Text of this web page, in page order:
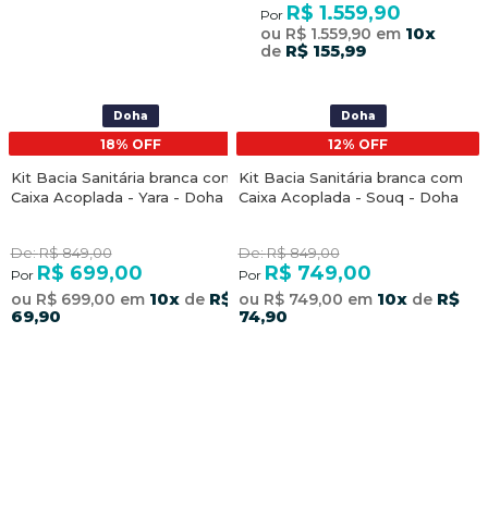
Por R$ 1.559,90
ou R$ 1.559,90 em 10x
de R$ 155,99
Doha
18%
Kit Bacia Sanitária branca com
Caixa Acoplada - Yara - Doha
De:R$ 849,00
Por R$ 699,00
ou R$ 699,00 em 10xde R$
69,90
Doha
12%
Kit Bacia Sanitária branca com
Caixa Acoplada - Souq - Doha
De:R$ 849,00
Por R$ 749,00
ou R$ 749,00 em 10xde R$
74,90